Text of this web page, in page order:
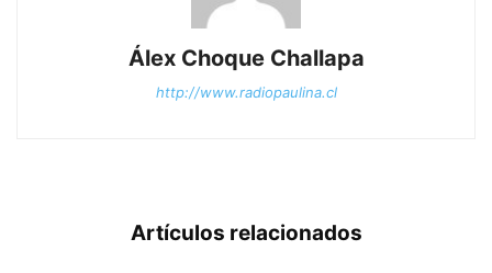
Álex Choque Challapa
http://www.radiopaulina.cl
Artículos relacionados